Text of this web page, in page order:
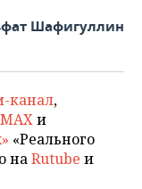
Шафигуллин
канал,
и
«Реального
наRutube и